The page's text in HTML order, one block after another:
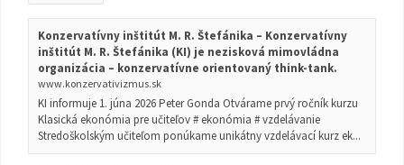
Konzervatívny inštitút M. R. Štefánika – Konzervatívny
inštitút M. R. Štefánika (KI) je nezisková mimovládna
organizácia – konzervatívne orientovaný think-tank.
www.konzervativizmus.sk
KI informuje 1. júna 2026 Peter Gonda Otvárame prvý ročník kurzu
Klasická ekonómia pre učiteľov # ekonómia # vzdelávanie
Stredoškolským učiteľom ponúkame unikátny vzdelávací kurz ek...